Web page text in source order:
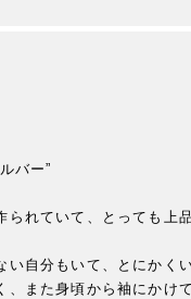
バー”
れていて、とっても上
自分もいて、とにか
また身頃から袖にか